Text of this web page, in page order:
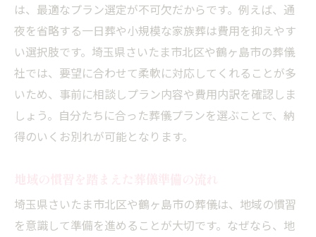
は、最適なプラン選定が不可欠だからです。例えば、通
夜を省略する一日葬や小規模な家族葬は費用を抑えやす
い選択肢です。埼玉県さいたま市北区や鶴ヶ島市の葬儀
社では、要望に合わせて柔軟に対応してくれることが多
いため、事前に相談しプラン内容や費用内訳を確認しま
しょう。自分たちに合った葬儀プランを選ぶことで、納
得のいくお別れが可能となります。
埼玉県さいたま市北区や鶴ヶ島市の葬儀は、地域の慣習
を意識して準備を進めることが大切です。なぜなら、地